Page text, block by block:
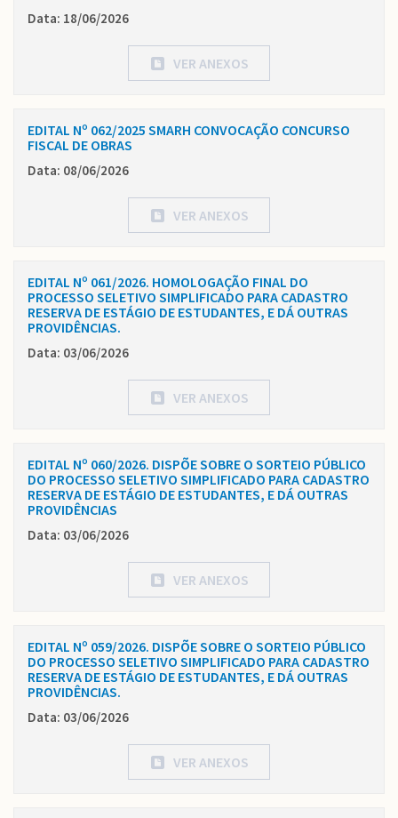
Data: 18/06/2026
VER ANEXOS
EDITAL Nº 062/2025 SMARH CONVOCAÇÃO CONCURSO
FISCAL DE OBRAS
Data: 08/06/2026
VER ANEXOS
EDITAL Nº 061/2026. HOMOLOGAÇÃO FINAL DO
PROCESSO SELETIVO SIMPLIFICADO PARA CADASTRO
RESERVA DE ESTÁGIO DE ESTUDANTES, E DÁ OUTRAS
PROVIDÊNCIAS.
Data: 03/06/2026
VER ANEXOS
EDITAL Nº 060/2026. DISPÕE SOBRE O SORTEIO PÚBLICO
DO PROCESSO SELETIVO SIMPLIFICADO PARA CADASTRO
RESERVA DE ESTÁGIO DE ESTUDANTES, E DÁ OUTRAS
PROVIDÊNCIAS
Data: 03/06/2026
VER ANEXOS
EDITAL Nº 059/2026. DISPÕE SOBRE O SORTEIO PÚBLICO
DO PROCESSO SELETIVO SIMPLIFICADO PARA CADASTRO
RESERVA DE ESTÁGIO DE ESTUDANTES, E DÁ OUTRAS
PROVIDÊNCIAS.
Data: 03/06/2026
VER ANEXOS